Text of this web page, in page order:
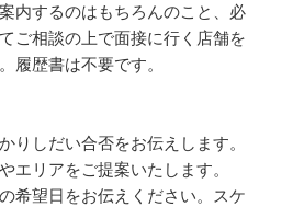
内するのはもちろんのこと、必
ご相談の上で面接に行く店舗を
履歴書は不要です。
りしだい合否をお伝えします。
エリアをご提案いたします。
希望日をお伝えください。スケ